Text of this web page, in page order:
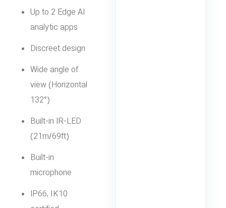
Up to 2 Edge AI
analytic apps
Discreet design
Wide angle of
view (Horizontal
132°)
Built-in IR-LED
(21m/69ft)
Built-in
microphone
IP66, IK10